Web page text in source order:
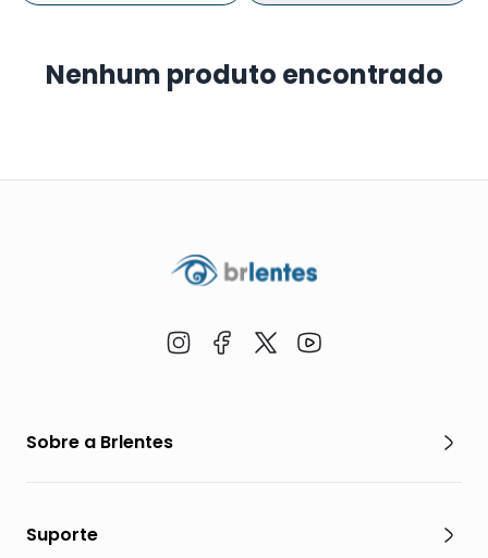
Nenhum produto encontrado
Sobre a Brlentes
Suporte